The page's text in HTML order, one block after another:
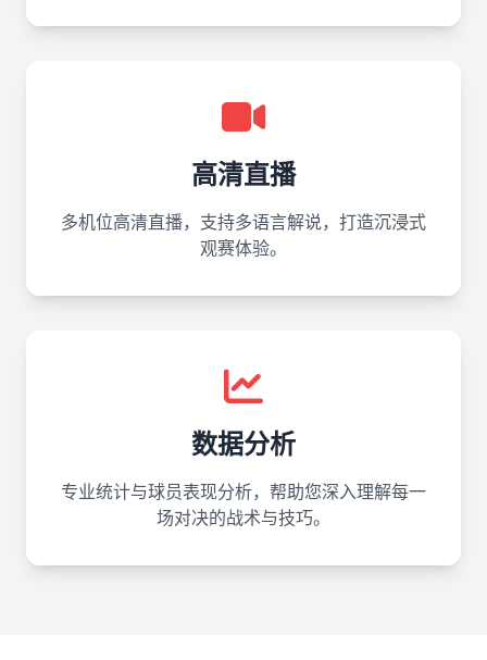
高清直播
多机位高清直播，支持多语言解说，打造沉浸式
观赛体验。
数据分析
专业统计与球员表现分析，帮助您深入理解每一
场对决的战术与技巧。